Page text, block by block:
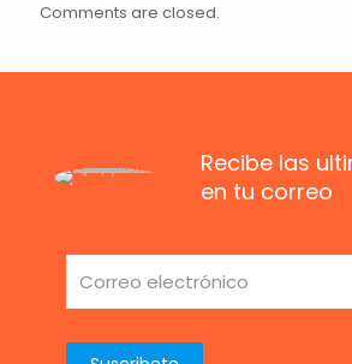
Comments are closed.
Recibe las
en tu correo